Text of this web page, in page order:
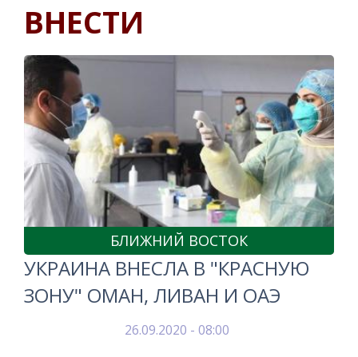
ВНЕСТИ
БЛИЖНИЙ ВОСТОК
УКРАИНА ВНЕСЛА В "КРАСНУЮ
ЗОНУ" ОМАН, ЛИВАН И ОАЭ
26.09.2020 - 08:00